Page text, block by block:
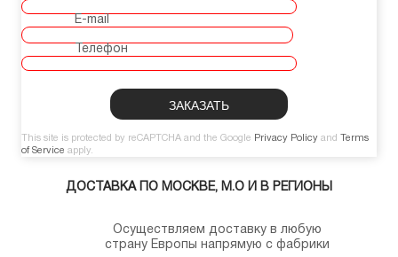
E-mail
Телефон
This site is protected by reCAPTCHA and the Google Privacy Policy and
Terms
of Service apply.
ДОСТАВКА ПО МОСКВЕ, М.О И В РЕГИОНЫ
Осуществляем доставку в любую
страну Европы напрямую с фабрики